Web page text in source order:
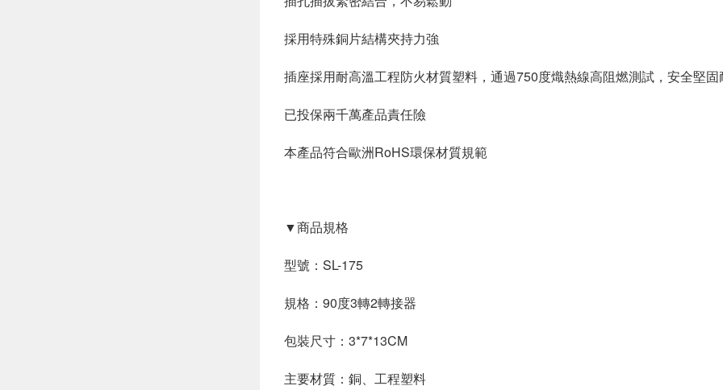
採用特殊銅片結構夾持力強
插座採用耐高溫工程防火材質塑料，通過750度熾熱線高阻燃測試，安全堅固
已投保兩千萬產品責任險
本產品符合歐洲RoHS環保材質規範
▼商品規格
型號：SL-175
規格：90度3轉2轉接器
包裝尺寸：3*7*13CM
主要材質：銅、工程塑料